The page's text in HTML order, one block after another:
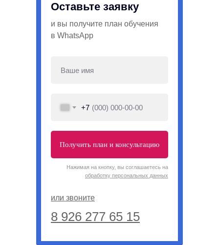
+7
Получить план и консультацию
Оставьте заявку
и вы получите план обучения
в WhatsApp
Нажимая на кнопку, вы соглашаетесь на
обработку персональных данных
или звоните
8 926 277 65 15